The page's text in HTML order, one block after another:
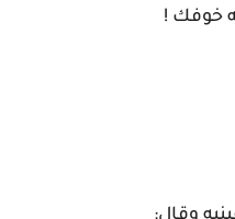
خوفك !